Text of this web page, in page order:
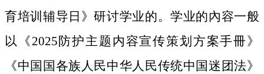
育培训辅导日》研讨学业的。学业的內容一般
以《2025防护主题内容宣传策划方案手冊》
《中国国各族人民中华人民传统中国迷团法》